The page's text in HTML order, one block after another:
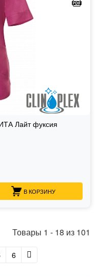
Лайт фуксия
В КОРЗИНУ
Товары 1 - 18 из 101
6